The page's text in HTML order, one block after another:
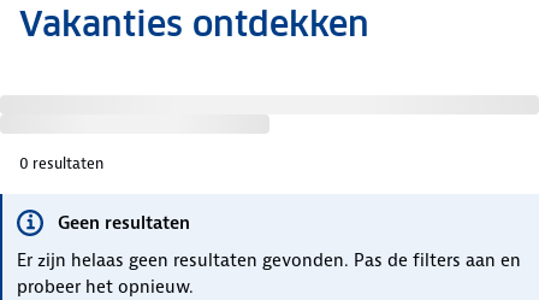
Vakanties ontdekken
0 resultaten
Geen resultaten
Er zijn helaas geen resultaten gevonden. Pas de filters aan en
probeer het opnieuw.